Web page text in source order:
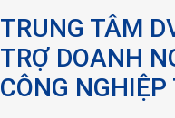
TRUNG TÂM
TRỢ DOANH
CÔNG NGHIỆP